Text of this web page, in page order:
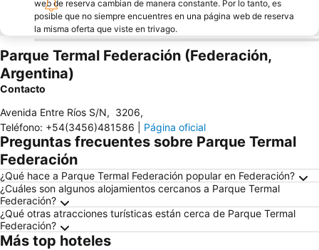
web de reserva cambian de manera constante. Por lo tanto, es
posible que no siempre encuentres en una página web de reserva
la misma oferta que viste en trivago.
Parque Termal Federación (Federación,
Argentina)
Contacto
Avenida Entre Ríos S/N, 3206,
Teléfono: +54(3456)481586 Página oficial
Preguntas frecuentes sobre Parque Termal
Federación
¿Qué hace a Parque Termal Federación popular en Federación?
¿Cuáles son algunos alojamientos cercanos a Parque Termal
Federación?
¿Qué otras atracciones turísticas están cerca de Parque Termal
Federación?
Más top hoteles